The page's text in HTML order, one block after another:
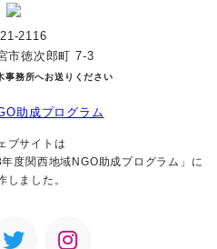
2116
市徳次郎町 7-3
務所へお送りください
ブサイトは
度関西地域NGO助成プログラム」に
しました。